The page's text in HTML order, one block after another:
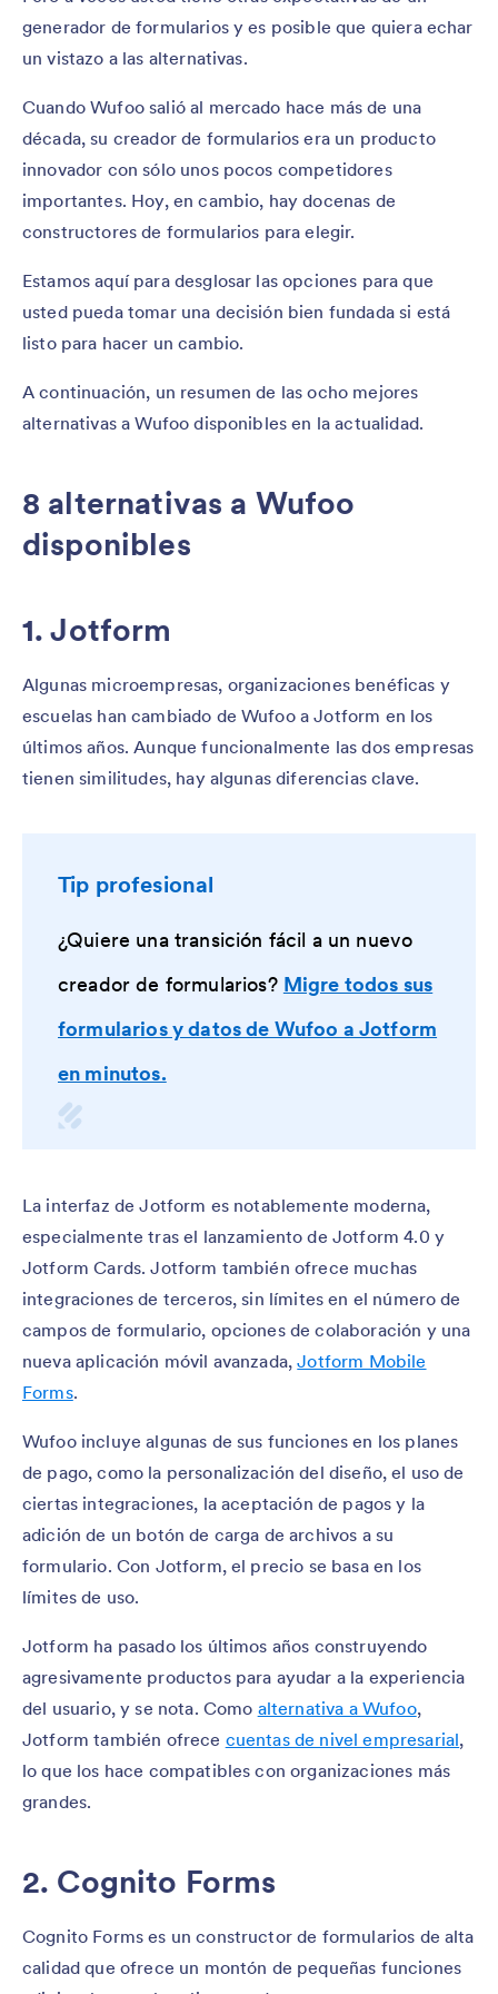
generador de formularios y es posible que quiera echar
un vistazo a las alternativas.
Cuando Wufoo salió al mercado hace más de una
década, su creador de formularios era un producto
innovador con sólo unos pocos competidores
importantes. Hoy, en cambio, hay docenas de
constructores de formularios para elegir.
Estamos aquí para desglosar las opciones para que
usted pueda tomar una decisión bien fundada si está
listo para hacer un cambio.
A continuación, un resumen de las ocho mejores
alternativas a Wufoo disponibles en la actualidad.
8 alternativas a Wufoo
disponibles
1. Jotform
Algunas microempresas, organizaciones benéficas y
escuelas han cambiado de Wufoo a Jotform en los
últimos años. Aunque funcionalmente las dos empresas
tienen similitudes, hay algunas diferencias clave.
Tip profesional
¿Quiere una transición fácil a un nuevo
creador de formularios? Migre todos sus
formularios y datos de Wufoo a Jotform
en minutos.
La interfaz de Jotform es notablemente moderna,
especialmente tras el lanzamiento de Jotform 4.0 y
Jotform Cards. Jotform también ofrece muchas
integraciones de terceros, sin límites en el número de
campos de formulario, opciones de colaboración y una
nueva aplicación móvil avanzada,Jotform Mobile
Forms.
Wufoo incluye algunas de sus funciones en los planes
de pago, como la personalización del diseño, el uso de
ciertas integraciones, la aceptación de pagos y la
adición de un botón de carga de archivos a su
formulario. Con Jotform, el precio se basa en los
límites de uso.
Jotform ha pasado los últimos años construyendo
agresivamente productos para ayudar a la experiencia
del usuario, y se nota. Como alternativa a Wufoo,
Jotform también ofrece cuentas de nivel empresarial,
lo que los hace compatibles con organizaciones más
grandes.
2. Cognito Forms
Cognito Forms es un constructor de formularios de alta
calidad que ofrece un montón de pequeñas funciones